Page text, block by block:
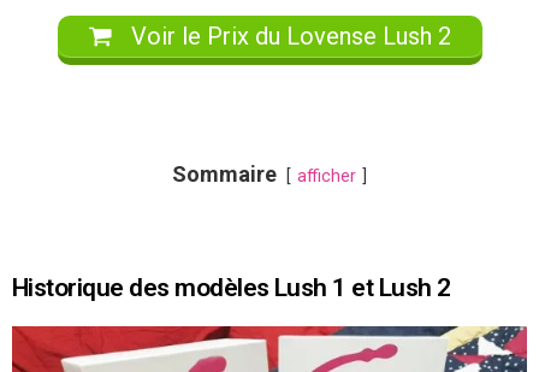
Voir le Prix du Lovense Lush 2
Sommaire afficher
Historique des modèles Lush 1 et Lush 2